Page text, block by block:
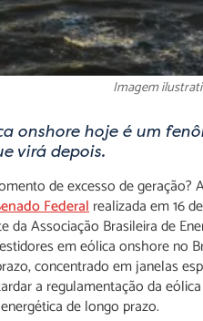
Imagem
onshore hoje é um
virá depois.
de excesso de geração?
Federalrealizada em 16
Associação Brasileira de
em eólica onshore no
concentrado em janelas
a regulamentação da
de longo prazo.